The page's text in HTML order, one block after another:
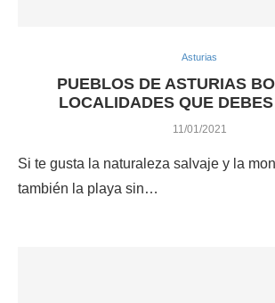
Asturias
PUEBLOS DE ASTURIAS
LOCALIDADES QUE
11/01/2021
Si te gusta la naturaleza salvaje y la
también la playa sin…